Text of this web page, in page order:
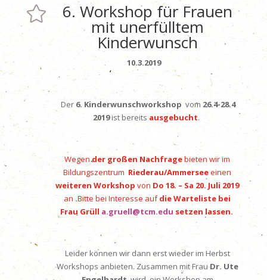
 6. Workshop für Frauen
mit unerfülltem
Kinderwunsch
10.3.2019
Der 6. Kinderwunschworkshop vom 26.4-28.4
2019ist bereits ausgebucht.
Wegender großen Nachfragebieten wir im
Bildungszentrum Riederau/Ammerseeeinen
weiteren Workshop von Do 18. – Sa 20. Juli 2019
an .Bitte bei Interesse aufdie Warteliste bei
Frau Grüll a.gruell@tcm.edu setzen lassen.
Leider können wir dann erst wieder im Herbst
Workshops anbieten. Zusammen mit FrauDr. Ute